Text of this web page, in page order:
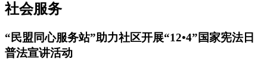
社会服务
“民盟同心服务站”助力社区开展“12•4”国家宪法日
普法宣讲活动